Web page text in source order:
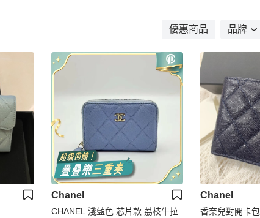
優惠商品 品牌
Chanel
CHANEL 淺藍色 芯片款 荔枝牛拉
Chanel
香奈兒對開卡包